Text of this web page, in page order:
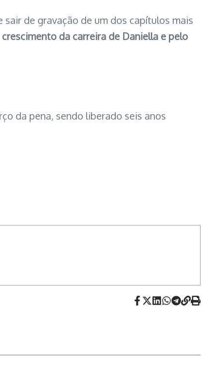
de gravação de um dos capítulos mais
da carreira de Daniella e pelo
da pena, sendo liberado seis anos